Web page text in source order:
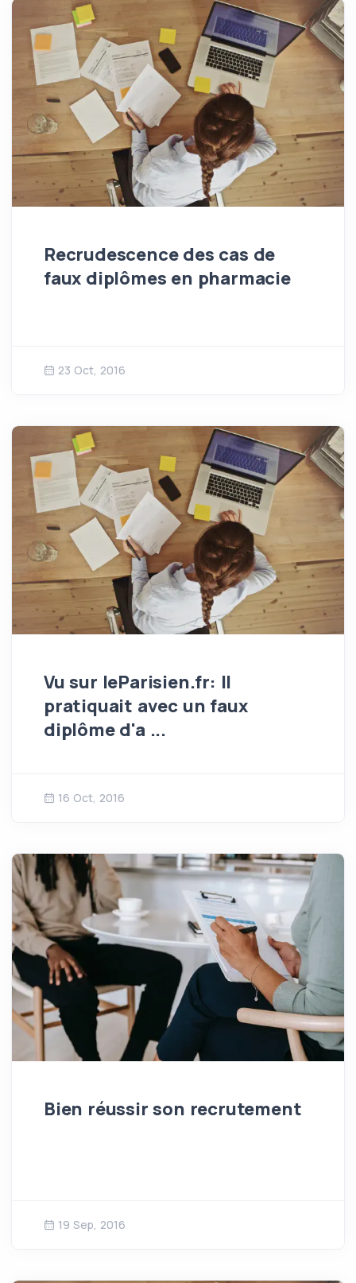
Recrudescence des cas de
faux diplômes en pharmacie
23 Oct, 2016
Vu sur leParisien.fr: Il
pratiquait avec un faux
diplôme d'a ...
16 Oct, 2016
Bien réussir son recrutement
19 Sep, 2016